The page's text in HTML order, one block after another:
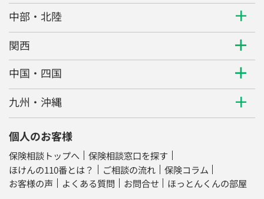
中部・北陸
関西
中国・四国
九州・沖縄
個人のお客様
保険相談トップへ
保険相談窓口を探す
ほけんの110番とは？
ご相談の流れ
保険コラム
お客様の声
よくある質問 お問合せ ほっとんくんの部屋